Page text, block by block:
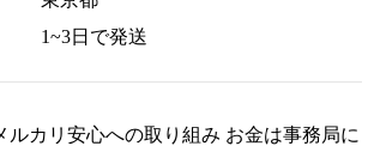
1~3日で発送
ルカリ安心への取り組み お金は事務局に